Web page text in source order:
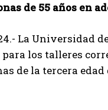
de 55 años en
La Universidad
los talleres
de la tercera